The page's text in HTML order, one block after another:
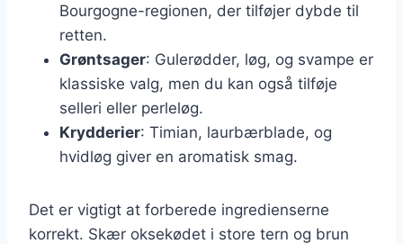
Bourgogne-regionen, der tilføjer dybde til
retten.
Grøntsager: Gulerødder, løg, og svampe er
klassiske valg, men du kan også tilføje
selleri eller perleløg.
Krydderier: Timian, laurbærblade, og
hvidløg giver en aromatisk smag.
Det er vigtigt at forberede ingredienserne
korrekt. Skær oksekødet i store tern og brun